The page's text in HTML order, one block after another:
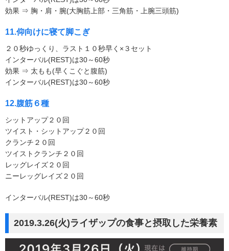
効果 ⇒ 胸・肩・腕(大胸筋上部・三角筋・上腕三頭筋)
11.仰向けに寝て脚こぎ
２０秒ゆっくり、ラスト１０秒早く×３セット
インターバル(REST)は30～60秒
効果 ⇒ 太もも(早くこぐと腹筋)
インターバル(REST)は30～60秒
12.腹筋６種
シットアップ２０回
ツイスト・シットアップ２０回
クランチ２０回
ツイストクランチ２０回
レッグレイズ２０回
ニーレッグレイズ２０回
インターバル(REST)は30～60秒
2019.3.26(火)ライザップの食事と摂取した栄養素